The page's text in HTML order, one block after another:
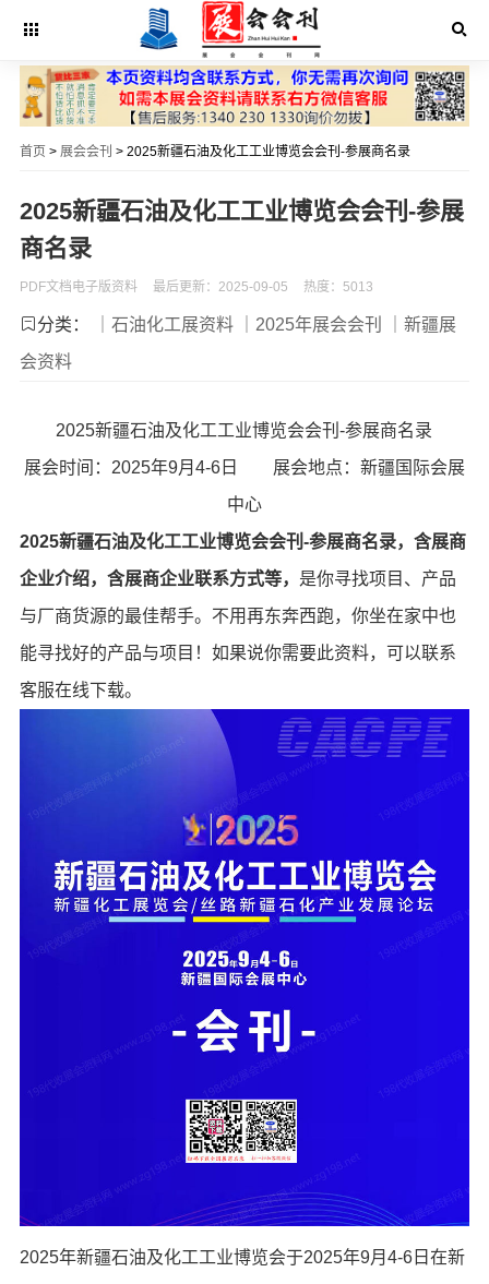
首页 > 展会会刊 > 2025新疆石油及化工工业博览会会刊-参展商名录
2025新疆石油及化工工业博览会会刊-参展
商名录
PDF文档电子版资料 最后更新：2025-09-05 热度：5013
分类： ｜石油化工展资料 ｜2025年展会会刊
｜新疆展
会资料
2025新疆石油及化工工业博览会会刊-参展商名录
展会时间：2025年9月4-6日 展会地点：新疆国际会展
中心
2025新疆石油及化工工业博览会会刊-参展商名录，含展商
企业介绍，含展商企业联系方式等， 是你寻找项目、产品
与厂商货源的最佳帮手。不用再东奔西跑，你坐在家中也
能寻找好的产品与项目！如果说你需要此资料，可以联系
客服在线下载。
2025年新疆石油及化工工业博览会于2025年9月4-6日在新